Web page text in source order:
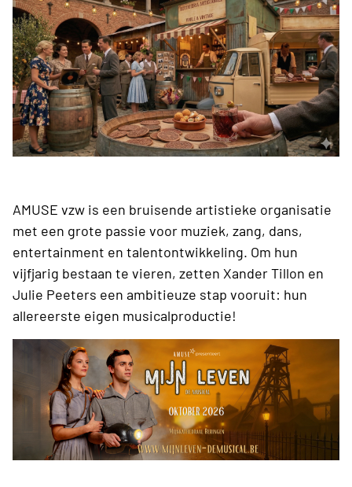
AMUSE vzw is een bruisende artistieke organisatie
met een grote passie voor muziek, zang, dans,
entertainment en talentontwikkeling. Om hun
vijfjarig bestaan te vieren, zetten Xander Tillon en
Julie Peeters een ambitieuze stap vooruit: hun
allereerste eigen musicalproductie!